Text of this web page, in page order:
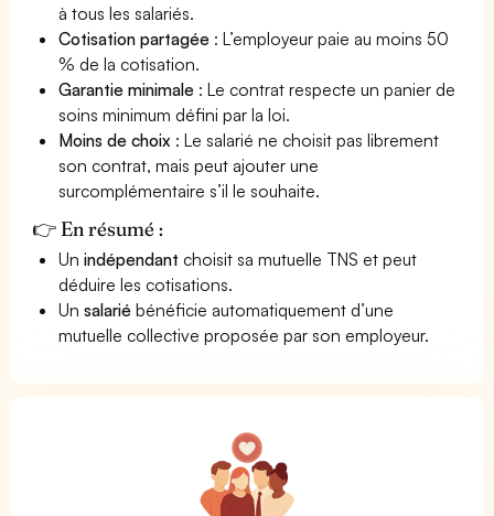
à tous les salariés.
Cotisation partagée : L’employeur paie au moins 50
% de la cotisation.
Garantie minimale : Le contrat respecte un panier de
soins minimum défini par la loi.
Moins de choix : Le salarié ne choisit pas librement
son contrat, mais peut ajouter une
surcomplémentaire s’il le souhaite.
👉 En résumé :
Unindépendant choisit sa mutuelle TNS et peut
déduire les cotisations.
Unsalarié bénéficie automatiquement d’une
mutuelle collective proposée par son employeur.